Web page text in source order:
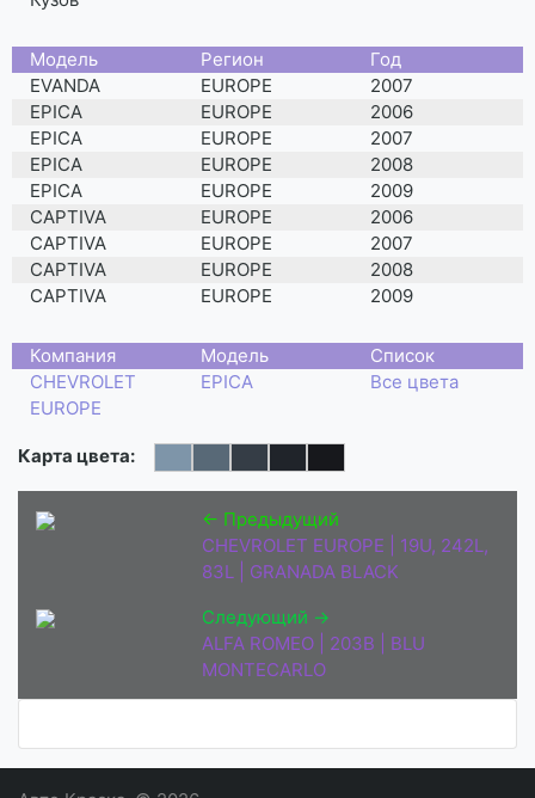
Moдель Регион
Год
EVANDA
EUROPE
2007
EPICA
EUROPE
2006
EPICA
EUROPE
2007
EPICA
EUROPE
2008
EPICA
EUROPE
2009
CAPTIVA
EUROPE
2006
CAPTIVA
EUROPE
2007
CAPTIVA
EUROPE
2008
CAPTIVA
EUROPE 2009
Компания Модель
Список
CHEVROLET
EUROPE
EPICA Все цвета
Карта цвета:
← Предыдущий
CHEVROLET EUROPE | 19U, 242L,
83L | GRANADA BLACK
Следующий →
ALFA ROMEO | 203B | BLU
MONTECARLO